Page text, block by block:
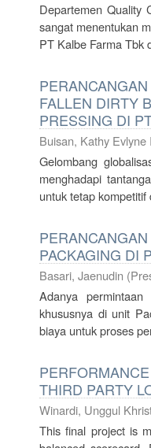
Departemen Quality
sangat menentukan
PT Kalbe Farma Tbk
FALLEN DIRTY
PRESSING DI
Buisan, Kathy Evlyne
Gelombang
menghadapi
untuk tetap kompetitif
PACKAGING DI
Basari, Jaenudin (
Adanya
khususnya di unit
biaya untuk proses
THIRD PARTY
Winardi, Unggul
This final project is